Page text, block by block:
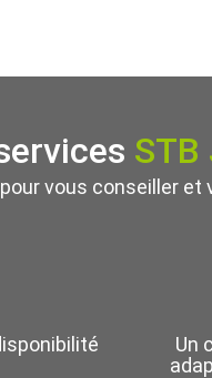
STB
vous conseiller
Un